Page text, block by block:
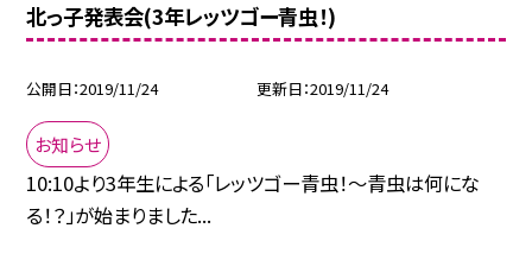
北っ子発表会(3年レッツゴー青虫！)
公開日 2019/11/24 更新日 2019/11/24
お知らせ
10:10より3年生による「レッツゴー青虫！〜青虫は何にな
る！？」が始まりました...